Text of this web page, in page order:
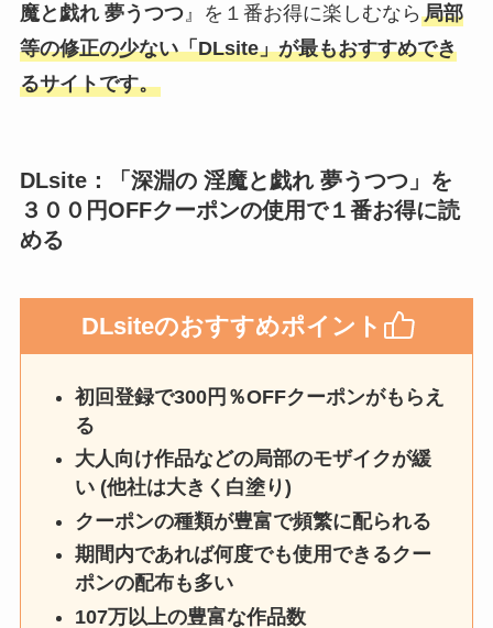
魔と戯れ 夢うつつ』を１番お得に楽しむなら 局部
等の修正の少ない「DLsite」が最もおすすめでき
るサイトです。
DLsite：「深淵の 淫魔と戯れ 夢うつつ」を
３００円OFFクーポンの使用で１番お得に読
める
DLsiteのおすすめポイント
初回登録で300円％OFFクーポンがもらえ
る
大人向け作品などの局部のモザイクが緩
い (他社は大きく白塗り)
クーポンの種類が豊富で頻繁に配られる
期間内であれば何度でも使用できるクー
ポンの配布も多い
107万以上の豊富な作品数